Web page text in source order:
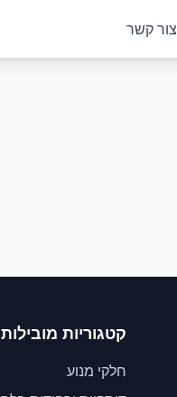
צור קשר
קטגוריות מובילות
חלקי מנוע